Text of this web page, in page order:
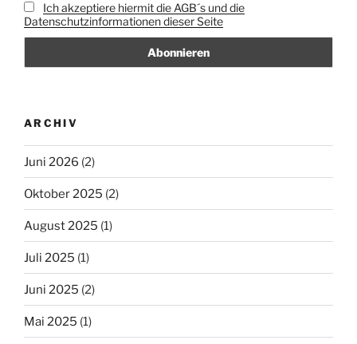
Ich akzeptiere hiermit die AGB´s und die
Datenschutzinformationen dieser Seite
ARCHIV
Juni 2026 (2)
Oktober 2025 (2)
August 2025 (1)
Juli 2025 (1)
Juni 2025 (2)
Mai 2025 (1)